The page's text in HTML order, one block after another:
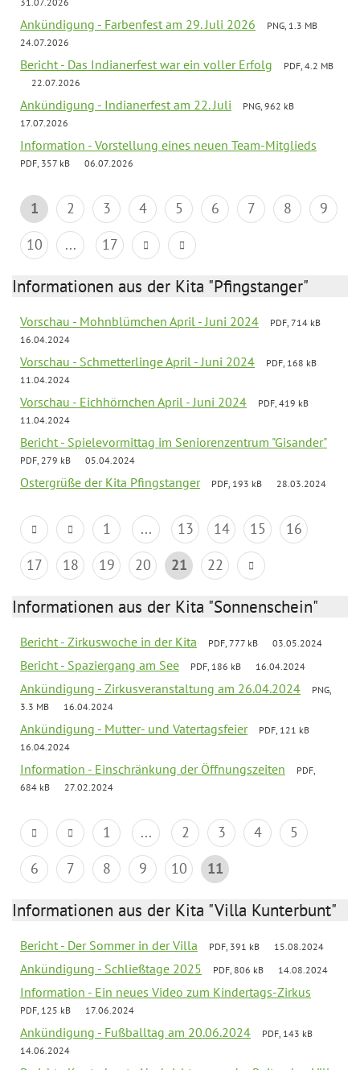
Ankündigung - Farbenfest am 29. Juli 2026
PNG, 1.3 MB
24.07.2026
Bericht - Das Indianerfest war ein voller Erfolg
PDF, 4.2 MB
22.07.2026
Ankündigung - Indianerfest am 22. Juli
PNG, 962 kB
17.07.2026
Information - Vorstellung eines neuen Team-Mitglieds
PDF, 357 kB 06.07.2026
1 2 3 4 5 6 7 8
9
10
... 17
Informationen aus der Kita "Pfingstanger"
Vorschau - Mohnblümchen April - Juni 2024
PDF, 714 kB
16.04.2024
Vorschau - Schmetterlinge April - Juni 2024
PDF, 168 kB
11.04.2024
Vorschau - Eichhörnchen April - Juni 2024
PDF, 419 kB
11.04.2024
Bericht - Spielevormittag im Seniorenzentrum "Gisander"
PDF, 279 kB 05.04.2024
Ostergrüße der Kita Pfingstanger PDF, 193 kB 28.03.2024
1 ... 13 14 15
16
17
18 19 20 21 22
Informationen aus der Kita "Sonnenschein"
Bericht - Zirkuswoche in der Kita PDF, 777 kB 03.05.2024
Bericht - Spaziergang am See PDF, 186 kB 16.04.2024
Ankündigung - Zirkusveranstaltung am 26.04.2024
PNG,
3.3 MB
16.04.2024
Ankündigung - Mutter- und Vatertagsfeier
PDF, 121 kB
16.04.2024
Information - Einschränkung der Öffnungszeiten
PDF,
684 kB
27.02.2024
1 ... 2 3 4
5
6
7 8 9 10 11
Informationen aus der Kita "Villa Kunterbunt"
Bericht - Der Sommer in der Villa PDF, 391 kB 15.08.2024
Ankündigung - Schließtage 2025 PDF, 806 kB 14.08.2024
Information - Ein neues Video zum Kindertags-Zirkus
PDF, 125 kB 17.06.2024
Ankündigung - Fußballtag am 20.06.2024
PDF, 143 kB
14.06.2024